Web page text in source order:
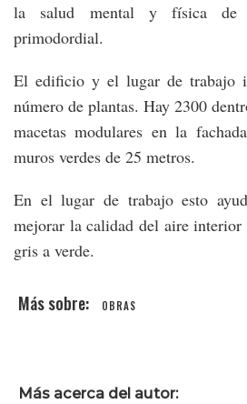
la salud mental y física de
primodordial.
El edificio y el lugar de trabajo
número de plantas. Hay 2300
macetas modulares en la
muros verdes de 25 metros.
En el lugar de trabajo esto
mejorar la calidad del aire interior
gris a verde.
OBRAS
Más acerca del autor: